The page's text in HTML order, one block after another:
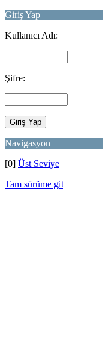
Giriş Yap
Kullanıcı Adı:
Şifre:
Navigasyon
[0] Üst Seviye
Tam sürüme git